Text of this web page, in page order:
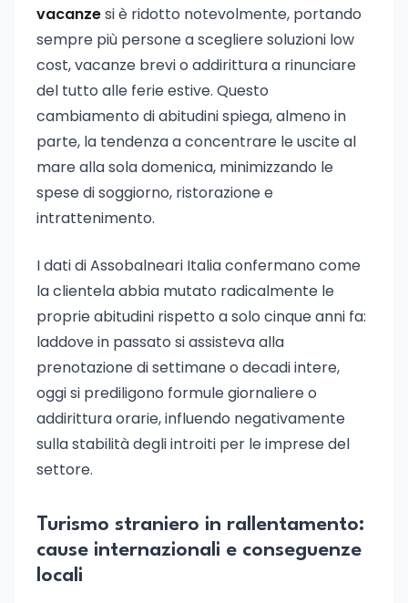
vacanzesi è ridotto notevolmente, portando
sempre più persone a scegliere soluzioni low
cost, vacanze brevi o addirittura a rinunciare
del tutto alle ferie estive. Questo
cambiamento di abitudini spiega, almeno in
parte, la tendenza a concentrare le uscite al
mare alla sola domenica, minimizzando le
spese di soggiorno, ristorazione e
intrattenimento.
I dati di Assobalneari Italia confermano come
la clientela abbia mutato radicalmente le
proprie abitudini rispetto a solo cinque anni fa:
laddove in passato si assisteva alla
prenotazione di settimane o decadi intere,
oggi si prediligono formule giornaliere o
addirittura orarie, influendo negativamente
sulla stabilità degli introiti per le imprese del
settore.
Turismo straniero in rallentamento:
cause internazionali e conseguenze
locali